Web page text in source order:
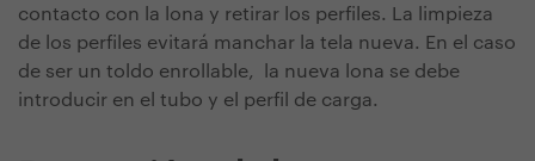
contacto con la lona y retirar los perfiles. La limpieza
de los perfiles evitará manchar la tela nueva. En el caso
de ser un toldo enrollable, la nueva lona se debe
introducir en el tubo y el perfil de carga.